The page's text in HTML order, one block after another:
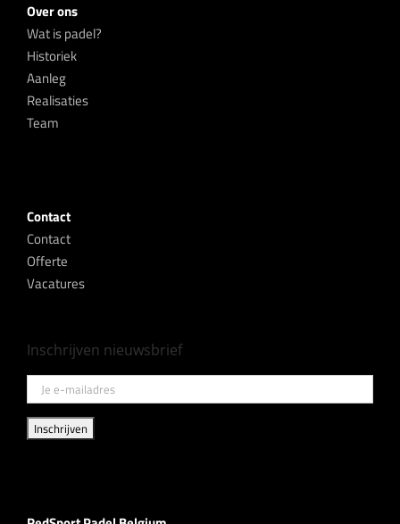
Over ons
Wat is padel?
Historiek
Aanleg
Realisaties
Team
Contact
Contact
Offerte
Vacatures
Inschrijven nieuwsbrief